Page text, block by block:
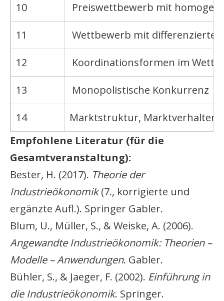
10 Preiswettbewerb mit
11 Wettbewerb mit
12 Koordinationsformen im
13 Monopolistische Konkurrenz
14
Marktstruktur, Marktverhalten
Empfohlene Literatur (für die
Gesamtveranstaltung):
Bester, H. (2017). Theorie der
Industrieökonomik(7., korrigierte und
ergänzte Aufl.). Springer Gabler.
Blum, U., Müller, S., & Weiske, A. (2006).
Angewandte Industrieökonomik: Theorien –
Modelle – Anwendungen. Gabler.
Bühler, S., & Jaeger, F. (2002). Einführung in
die Industrieökonomik. Springer.